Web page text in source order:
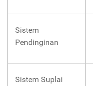
Sistem
Pendinginan
Sistem Suplai